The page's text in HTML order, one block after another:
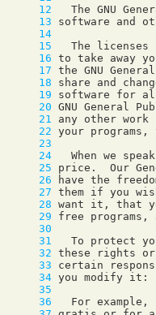
     12
     13
     14
     15
     16
     17
     18
     19
     20
     21
     22
     23
     24
     25
     26
     27
     28
     29
     30
     31
     32
     33
     34
     35
     36